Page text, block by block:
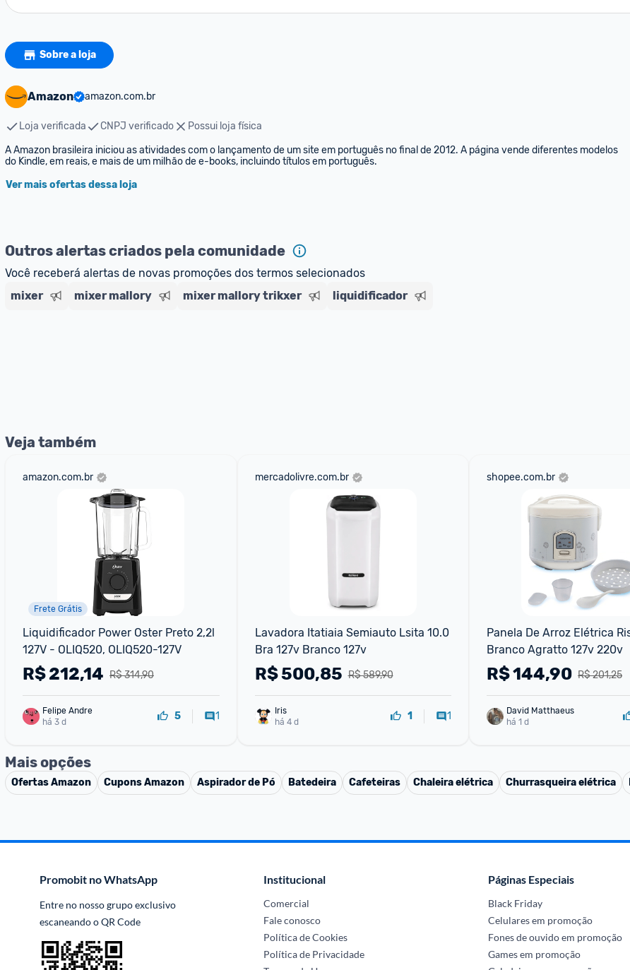
Sobre a loja
Amazon amazon.com.br
Loja verificada CNPJ verificado
Possui loja física
A Amazon brasileira iniciou as atividades com o lançamento de um site em português no final de 2012. A página vende diferentes modelos
do Kindle, em reais, e mais de um milhão de e-books, incluindo títulos em português.
Ver mais ofertas dessa loja
Outros alertas criados pela comunidade
Você receberá alertas de novas promoções dos termos selecionados
mixer
mixer mallory mixer mallory trikxer liquidificador
Veja também
amazon.com.br
Frete Grátis
Liquidificador Power Oster Preto 2,2l
127V - OLIQ520, OLIQ520-127V
R$ 314,90
R$212,14
Felipe Andre
há 3 d
5 1
mercadolivre.com.br
Lavadora Itatiaia Semiauto Lsita 10.0
Bra 127v Branco 127v
R$ 589,90
R$500,85
Iris
há 4 d
1 1
shopee.com.br
Panela De Arroz Elétrica
Branco Agratto 127v 220v
R$ 201,25
R$144,90
há 1 d
Mais opções
OfertasAmazon CuponsAmazon Aspirador de Pó Batedeira Cafeteiras Chaleira elétrica Churrasqueira elétrica
Promobit no WhatsApp
Entre no nosso grupo exclusivo
escaneando o QR Code
Institucional
Comercial
Fale conosco
Política de Cookies
Política de Privacidade
Páginas Especiais
Black Friday
Celulares em promoção
Fones de ouvido em promoção
Games em promoção